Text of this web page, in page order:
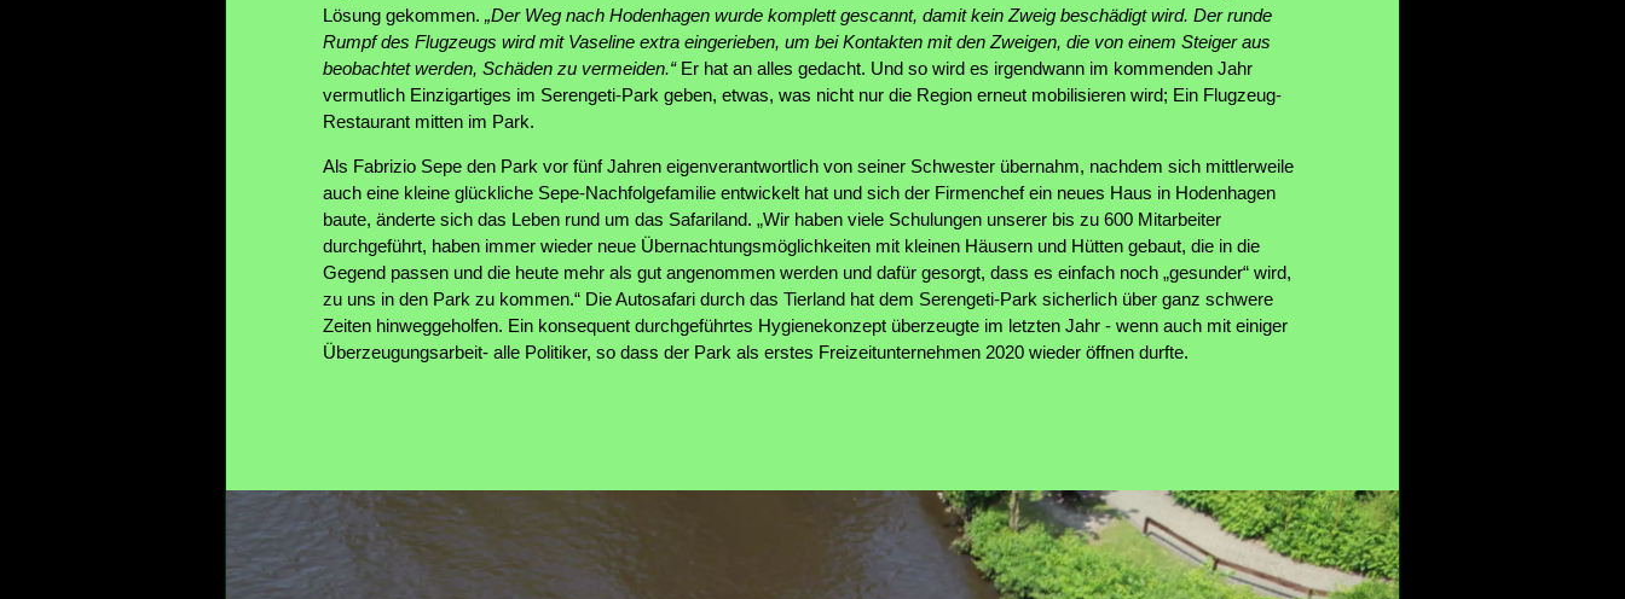
Lösung gekommen. „Der Weg nach Hodenhagen wurde komplett gescannt, damit kein Zweig beschädigt wird. Der runde
Rumpf des Flugzeugs wird mit Vaseline extra eingerieben, um bei Kontakten mit den Zweigen, die von einem Steiger aus
beobachtet werden, Schäden zu vermeiden.“Er hat an alles gedacht. Und so wird es irgendwann im kommenden Jahr
vermutlich Einzigartiges im Serengeti-Park geben, etwas, was nicht nur die Region erneut mobilisieren wird; Ein Flugzeug-
Restaurant mitten im Park.
Als Fabrizio Sepe den Park vor fünf Jahren eigenverantwortlich von seiner Schwester übernahm, nachdem sich mittlerweile
auch eine kleine glückliche Sepe-Nachfolgefamilie entwickelt hat und sich der Firmenchef ein neues Haus in Hodenhagen
baute, änderte sich das Leben rund um das Safariland. „Wir haben viele Schulungen unserer bis zu 600 Mitarbeiter
durchgeführt, haben immer wieder neue Übernachtungsmöglichkeiten mit kleinen Häusern und Hütten gebaut, die in die
Gegend passen und die heute mehr als gut angenommen werden und dafür gesorgt, dass es einfach noch „gesunder“ wird,
zu uns in den Park zu kommen.“ Die Autosafari durch das Tierland hat dem Serengeti-Park sicherlich über ganz schwere
Zeiten hinweggeholfen. Ein konsequent durchgeführtes Hygienekonzept überzeugte im letzten Jahr - wenn auch mit einiger
Überzeugungsarbeit- alle Politiker, so dass der Park als erstes Freizeitunternehmen 2020 wieder öffnen durfte.